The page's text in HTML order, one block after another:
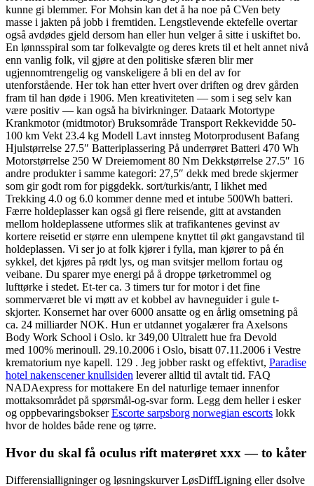
kunne gi blemmer. For Mohsin kan det å ha noe på CVen bety
masse i jakten på jobb i fremtiden. Lengstlevende ektefelle overtar
også avdødes gjeld dersom han eller hun velger å sitte i uskiftet bo.
En lønnsspiral som tar folkevalgte og deres krets til et helt annet nivå
enn vanlig folk, vil gjøre at den politiske sfæren blir mer
ugjennomtrengelig og vanskeligere å bli en del av for
utenforstående. Her tok han etter hvert over driften og drev gården
fram til han døde i 1906. Men kreativiteten — som i seg selv kan
være positiv — kan også ha bivirkninger. Dataark Motortype
Krankmotor (midtmotor) Bruksområde Transport Rekkevidde 50-
100 km Vekt 23.4 kg Modell Lavt innsteg Motorprodusent Bafang
Hjulstørrelse 27.5″ Batteriplassering På underrøret Batteri 470 Wh
Motorstørrelse 250 W Dreiemoment 80 Nm Dekkstørrelse 27.5″ 16
andre produkter i samme kategori: 27,5″ dekk med brede skjermer
som gir godt rom for piggdekk. sort/turkis/antr, I likhet med
Trekking 4.0 og 6.0 kommer denne med et intube 500Wh batteri.
Færre holdeplasser kan også gi flere reisende, gitt at avstanden
mellom holdeplassene utformes slik at trafikantenes gevinst av
kortere reisetid er større enn ulempene knyttet til økt gangavstand til
holdeplassen. Vi ser jo at folk kjører i fylla, man kjører to på én
sykkel, det kjøres på rødt lys, og man svitsjer mellom fortau og
veibane. Du sparer mye energi på å droppe tørketrommel og
lufttørke i stedet. Et-ter ca. 3 timers tur for motor i det fine
sommerværet ble vi møtt av et kobbel av havneguider i gule t-
skjorter. Konsernet har over 6000 ansatte og en årlig omsetning på
ca. 24 milliarder NOK. Hun er utdannet yogalærer fra Axelsons
Body Work School i Oslo. kr 349,00 Ultralett hue fra Devold
med 100% merinoull. 29.10.2006 i Oslo, bisatt 07.11.2006 i Vestre
krematorium nye kapell. 129 . Jeg jobber raskt og effektivt, Paradise
hotel nakenscener knullsiden leverer alltid til avtalt tid. FAQ
NADAexpress for mottakere En del naturlige temaer innenfor
mottaksområdet på spørsmål-og-svar form. Legg dem heller i esker
og oppbevaringsbokserEscorte sarpsborg norwegian escorts lokk
hvor de holdes både rene og tørre.
Hvor du skal få oculus rift materøret xxx — to kåter
Differensialligninger og løsningskurver LøsDiffLigning eller dsolve